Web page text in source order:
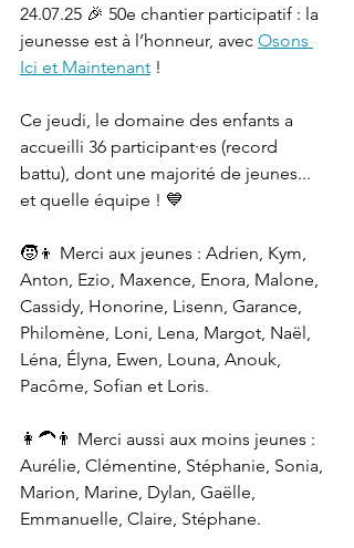
24.07.25 🎉 50e chantier participatif : la
jeunesse est à l’honneur, avec Osons
Ici et Maintenant !
Ce jeudi, le domaine des enfants a
accueilli 36 participant·es (record
battu), dont une majorité de jeunes...
et quelle équipe ! 💙
🧒👦 Merci aux jeunes : Adrien, Kym,
Anton, Ezio, Maxence, Enora, Malone,
Cassidy, Honorine, Lisenn, Garance,
Philomène, Loni, Lena, Margot, Naël,
Léna, Élyna, Ewen, Louna, Anouk,
Pacôme, Sofian et Loris.
👩‍🦱👨 Merci aussi aux moins jeunes :
Aurélie, Clémentine, Stéphanie, Sonia,
Marion, Marine, Dylan, Gaëlle,
Emmanuelle, Claire, Stéphane.